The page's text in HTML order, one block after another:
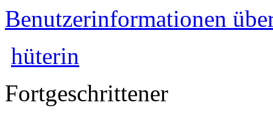
Benutzerinformationen
hüterin
Fortgeschrittener